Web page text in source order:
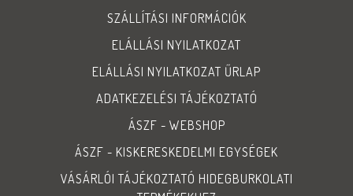
SZÁLLÍTÁSI INFORMÁCIÓK
ELÁLLÁSI NYILATKOZAT
ELÁLLÁSI NYILATKOZAT ŰRLAP
ADATKEZELÉSI TÁJÉKOZTATÓ
ÁSZF - WEBSHOP
ÁSZF - KISKERESKEDELMI EGYSÉGEK
VÁSÁRLÓI TÁJÉKOZTATÓ HIDEGBURKOLATI